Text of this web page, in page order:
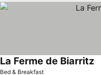
Bed & Breakfast
La Ferme de Biarritz